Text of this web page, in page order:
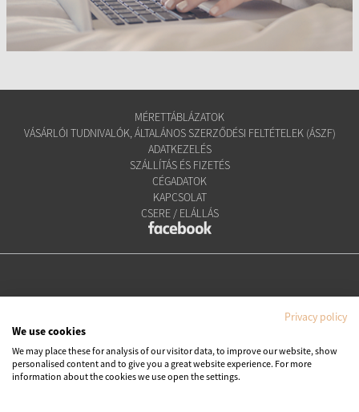
MÉRETTÁBLÁZATOK
VÁSÁRLÓI TUDNIVALÓK, ÁLTALÁNOS SZERZŐDÉSI FELTÉTELEK (ÁSZF)
ADATKEZELÉS
SZÁLLÍTÁS ÉS FIZETÉS
CÉGADATOK
KAPCSOLAT
CSERE / ELÁLLÁS
Copyright © Ipanema Praia Kft.
Minden jog fenntartva. All rights reserved.
Privacy policy
We use cookies
We may place these for analysis of our visitor data, to improve our website, show
personalised content and to give you a great website experience. For more
information about the cookies we use open the settings.